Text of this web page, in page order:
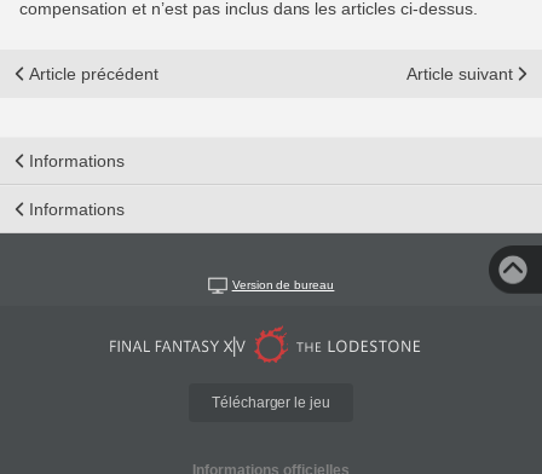
compensation et n’est pas inclus dans les articles ci-dessus.
Article précédent Article suivant
Informations
Informations
Version de bureau
Télécharger le jeu
Informations officielles